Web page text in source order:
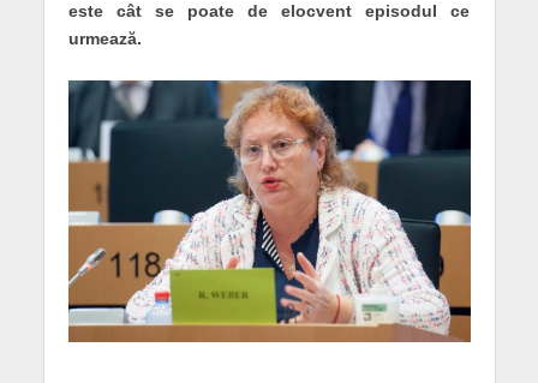
este cât se poate de elocvent episodul ce
urmează.